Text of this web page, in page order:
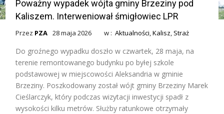
Poważny wypadek wójta gminy Brzeziny pod
Kaliszem. Interweniował śmigłowiec LPR
Przez PZA 28 maja 2026 w :Aktualności,Kalisz, Straż
Do groźnego wypadku doszło w czwartek, 28 maja, na
terenie remontowanego budynku po byłej szkole
podstawowej w miejscowości Aleksandria w gminie
Brzeziny. Poszkodowany został wójt gminy Brzeziny Marek
Cieślarczyk, który podczas wizytacji inwestycji spadł z
wysokości kilku metrów. Służby ratunkowe otrzymały